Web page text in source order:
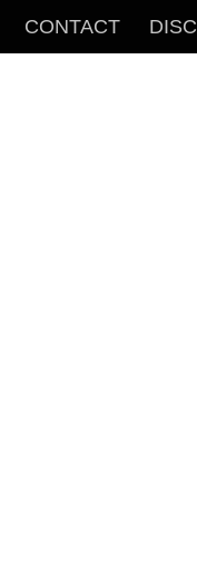
CONTACT